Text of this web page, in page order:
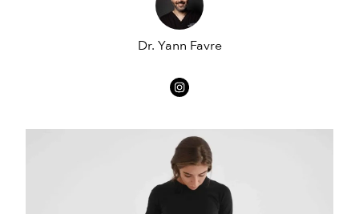
Dr. Yann Favre